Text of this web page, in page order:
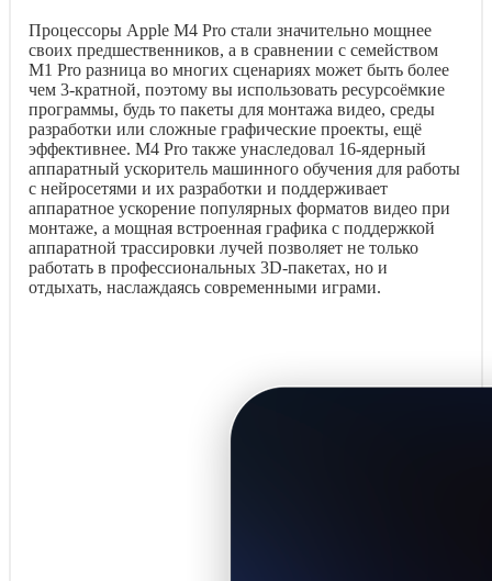
Процессоры Apple M4 Pro стали значительно мощнее
своих предшественников, а в сравнении с семейством
M1 Pro разница во многих сценариях может быть более
чем 3-кратной, поэтому вы использовать ресурсоёмкие
программы, будь то пакеты для монтажа видео, среды
разработки или сложные графические проекты, ещё
эффективнее. M4 Pro также унаследовал 16-ядерный
аппаратный ускоритель машинного обучения для работы
с нейросетями и их разработки и поддерживает
аппаратное ускорение популярных форматов видео при
монтаже, а мощная встроенная графика с поддержкой
аппаратной трассировки лучей позволяет не только
работать в профессиональных 3D-пакетах, но и
отдыхать, наслаждаясь современными играми.